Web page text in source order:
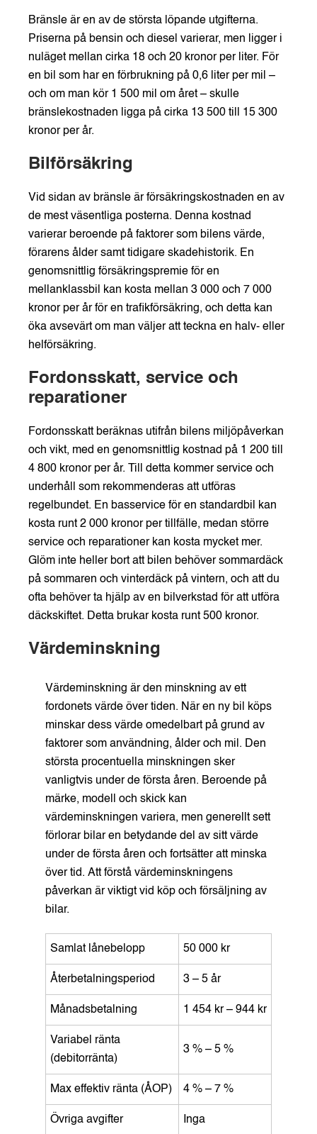
Bränsle är en av de största löpande utgifterna.
Priserna på bensin och diesel varierar, men ligger i
nuläget mellan cirka 18 och 20 kronor per liter. För
en bil som har en förbrukning på 0,6 liter per mil –
och om man kör 1 500 mil om året – skulle
bränslekostnaden ligga på cirka 13 500 till 15 300
kronor per år.
Bilförsäkring
Vid sidan av bränsle är försäkringskostnaden en av
de mest väsentliga posterna. Denna kostnad
varierar beroende på faktorer som bilens värde,
förarens ålder samt tidigare skadehistorik. En
genomsnittlig försäkringspremie för en
mellanklassbil kan kosta mellan 3 000 och 7 000
kronor per år för en trafikförsäkring, och detta kan
öka avsevärt om man väljer att teckna en halv- eller
helförsäkring.
Fordonsskatt, service och
reparationer
Fordonsskatt beräknas utifrån bilens miljöpåverkan
och vikt, med en genomsnittlig kostnad på 1 200 till
4 800 kronor per år. Till detta kommer service och
underhåll som rekommenderas att utföras
regelbundet. En basservice för en standardbil kan
kosta runt 2 000 kronor per tillfälle, medan större
service och reparationer kan kosta mycket mer.
Glöm inte heller bort att bilen behöver sommardäck
på sommaren och vinterdäck på vintern, och att du
ofta behöver ta hjälp av en bilverkstad för att utföra
däckskiftet. Detta brukar kosta runt 500 kronor.
Värdeminskning
Värdeminskning är den minskning av ett
fordonets värde över tiden. När en ny bil köps
minskar dess värde omedelbart på grund av
faktorer som användning, ålder och mil. Den
största procentuella minskningen sker
vanligtvis under de första åren. Beroende på
märke, modell och skick kan
värdeminskningen variera, men generellt sett
förlorar bilar en betydande del av sitt värde
under de första åren och fortsätter att minska
över tid. Att förstå värdeminskningens
påverkan är viktigt vid köp och försäljning av
bilar.
Samlat lånebelopp 50 000 kr
Återbetalningsperiod 3 – 5 år
Månadsbetalning 1 454 kr – 944 kr
Variabel ränta
(debitorränta)
3 % – 5 %
Max effektiv ränta (ÅOP) 4 % – 7 %
Övriga avgifter Inga